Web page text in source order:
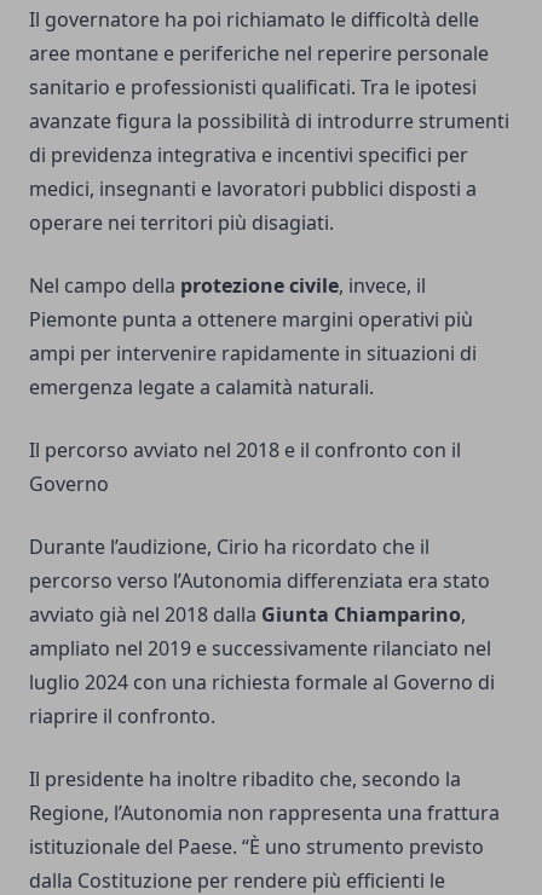
Il governatore ha poi richiamato le difficoltà delle
aree montane e periferiche nel reperire personale
sanitario e professionisti qualificati. Tra le ipotesi
avanzate figura la possibilità di introdurre strumenti
di previdenza integrativa e incentivi specifici per
medici, insegnanti e lavoratori pubblici disposti a
operare nei territori più disagiati.
Nel campo della protezione civile, invece, il
Piemonte punta a ottenere margini operativi più
ampi per intervenire rapidamente in situazioni di
emergenza legate a calamità naturali.
Il percorso avviato nel 2018 e il confronto con il
Governo
Durante l’audizione, Cirio ha ricordato che il
percorso verso l’Autonomia differenziata era stato
avviato già nel 2018 dalla Giunta Chiamparino,
ampliato nel 2019 e successivamente rilanciato nel
luglio 2024 con una richiesta formale al Governo di
riaprire il confronto.
Il presidente ha inoltre ribadito che, secondo la
Regione, l’Autonomia non rappresenta una frattura
istituzionale del Paese. “È uno strumento previsto
dalla Costituzione per rendere più efficienti le